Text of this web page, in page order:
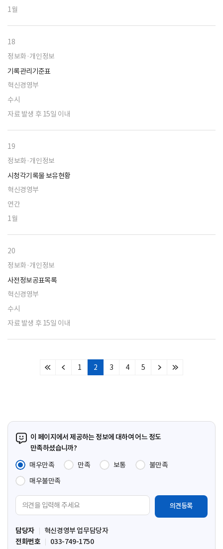
1월
18
정보화·개인정보
기록관리기준표
혁신경영부
수시
자료 발생 후 15일 이내
19
정보화·개인정보
시청각기록물 보유현황
혁신경영부
연간
1월
20
정보화·개인정보
사전정보공표목록
혁신경영부
수시
자료 발생 후 15일 이내
처
이
1 2 3 4 5
다
마
이 페이지에서 제공하는 정보에 대하여 어느 정도
만족하셨습니까?
매우만족
만족 보통
불만족
매우불만족
견
입
력
담당자
혁신경영부 업무담당자
전화번호
033-749-1750